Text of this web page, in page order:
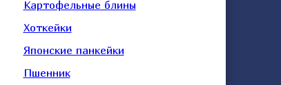
Картофельные блины
Хоткейки
Японские панкейки
Пшенник